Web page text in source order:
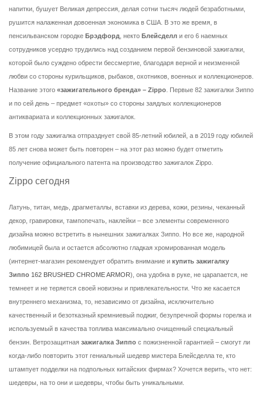
напитки, бушует Великая депрессия, делая сотни тысяч людей безработными,
рушится налаженная довоенная экономика в США. В это же время, в
пенсильванском городке Брэдфорд , некто Блейсделл и его 6 наемных
сотрудников усердно трудились над созданием первой бензиновой зажигалки,
которой было суждено обрести бессмертие, благодаря верной и неизменной
любви со стороны курильщиков, рыбаков, охотников, военных и коллекционеров.
Название этого «зажигательного бренда» – Zippo . Первые 82 зажигалки Зиппо
и по сей день – предмет «охоты» со стороны заядлых коллекционеров
антиквариата и коллекционных зажигалок.
В этом году зажигалка отпразднует свой 85-летний юбилей, а в 2019 году юбилей
85 лет снова может быть повторен – на этот раз можно будет отметить
получение официального патента на производство зажигалок Zippo.
Zippo сегодня
Латунь, титан, медь, драгметаллы, вставки из дерева, кожи, резины, чеканный
декор, гравировки, тампопечать, наклейки – все элементы современного
дизайна можно встретить в нынешних зажигалках Зиппо. Но все же, народной
любимицей была и остается абсолютно гладкая хромированная модель
(интернет-магазин рекомендует обратить внимание и купить зажигалку
Зиппо 162 BRUSHED CHROME ARMOR), она удобна в руке, не царапается, не
темнеет и не теряется своей новизны и привлекательности. Что же касается
внутреннего механизма, то, независимо от дизайна, исключительно
качественный и безотказный кремниевый поджиг, безупречной формы горелка и
используемый в качества топлива максимально очищенный специальный
бензин. Ветрозащитная зажигалка Зиппо с пожизненной гарантией – смогут ли
когда-либо повторить этот гениальный шедевр мистера Блейсделла те, кто
штампует подделки на подпольных китайских фирмах? Хочется верить, что нет:
шедевры, на то они и шедевры, чтобы быть уникальными.